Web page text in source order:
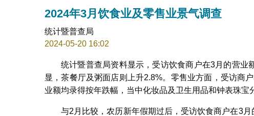
2024年3月饮食业及零售业景气调查
统计暨普查局
2024-05-20 16:02
统计暨普查局资料显示，受访饮食商户在3月的营业
显，茶餐厅及粥面店则上升2.8%。零售业方面，受访商
业额均录得按年跌幅，当中化妆品及卫生用品和钟表珠宝
与2月比较，农历新年假期过后，受访饮食商户在3